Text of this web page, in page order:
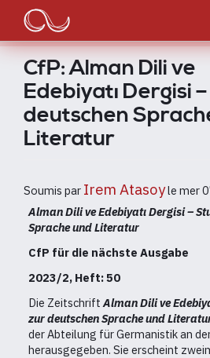
contenu
principal
Main
navigation
CfP: Alman Dili ve
Edebiyatı Dergisi
deutschen
Literatur
Soumis par Irem Atasoyle mer
Alman Dili ve Edebiyatı Dergisi –
Sprache und Literatur
CfP für die nächste Ausgabe
2023/2, Heft: 50
Die ZeitschriftAlman Dili ve
zur deutschen Sprache und
der Abteilung für Germanistik an
herausgegeben. Sie erscheint